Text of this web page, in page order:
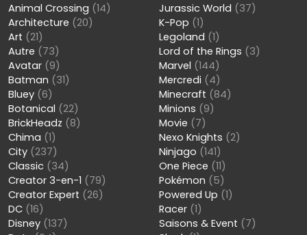
Animal Crossing (14)
Architecture (20)
Art (21)
Autre (73)
Avatar (9)
Batman (31)
Bluey (6)
Botanical (22)
BrickHeadz (8)
Chima (1)
City (237)
Classic (34)
Creator 3-en-1 (79)
Creator Expert (26)
DC (16)
Disney (137)
Jurassic World (37)
K-Pop (1)
Legoland (1)
Lord of the Rings (3)
Marvel (144)
Mercredi (4)
Minecraft (84)
Minions (9)
Movie (7)
Nexo Knights (2)
Ninjago (141)
One Piece (11)
Pokémon (5)
Powered Up (1)
Racer (1)
Saisons & Event (7)